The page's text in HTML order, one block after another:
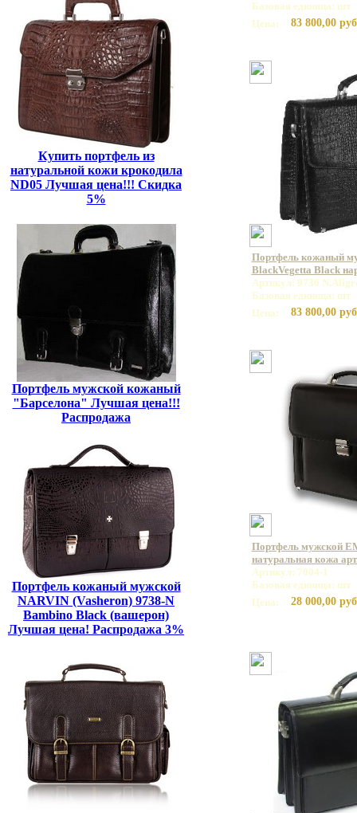
Купить портфель из
натуральной кожи крокодила
ND05 Лучшая цена!!! Скидка
5%
Портфель мужской кожаный
"Барселона" Лучшая цена!!!
Распродажа
Портфель кожаный мужской
NARVIN (Vasheron) 9738-N
Bambino Black (вашерон)
Лучшая цена! Распродажа 3%
Базовая единица: шт
Цена:
83 800,00
Портфель кожаный
BlackVegetta Black
Артикул: 9736
Базовая единица: шт
Цена:
83 800,00
Портфель мужской
натуральная кожа
Артикул: 7004-1
Базовая единица: шт
Цена:
28 000,00